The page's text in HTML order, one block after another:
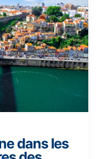
dans les